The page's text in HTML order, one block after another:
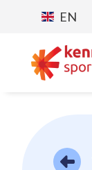
EN